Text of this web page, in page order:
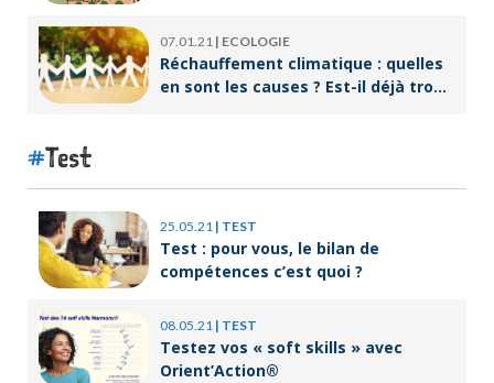
07.01.21 | ECOLOGIE
Réchauffement climatique : quelles
en sont les causes ? Est-il déjà trop
Test
25.05.21 | TEST
Test : pour vous, le bilan de
compétences c’est quoi ?
08.05.21 | TEST
Testez vos « soft skills » avec
Orient’Action®